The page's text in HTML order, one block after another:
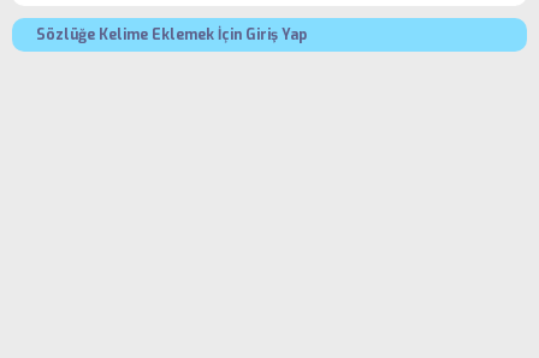
Sözlüğe Kelime Eklemek İçin Giriş Yap